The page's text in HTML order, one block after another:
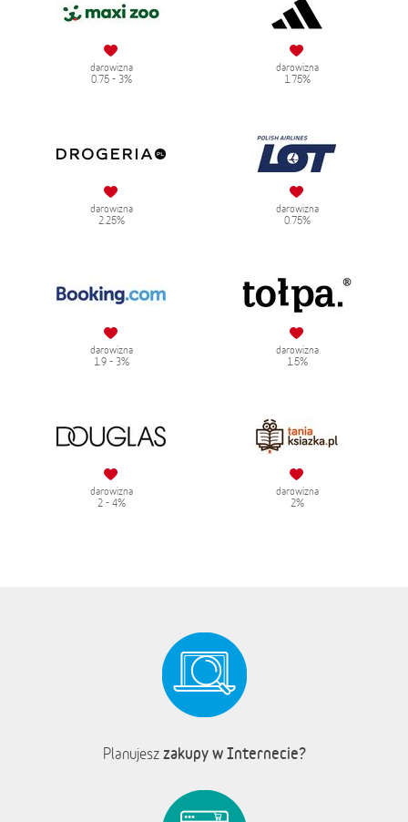
darowizna
0.75 - 3%
darowizna
1.75%
darowizna
2.25%
darowizna
0.75%
darowizna
1.9 - 3%
darowizna
1.5%
darowizna
2 - 4%
darowizna
2%
Planujesz zakupy w Internecie?